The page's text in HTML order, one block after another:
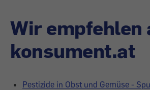
Wir empfehlen
konsument.at
Pestizide in Obst und Gemüse -